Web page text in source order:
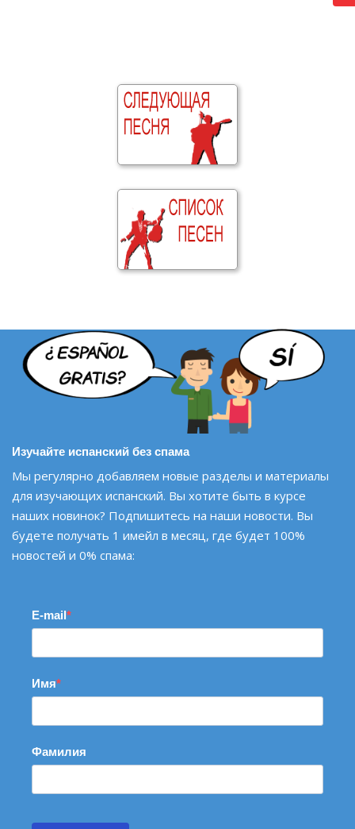
Изучайте испанский без спама
Мы регулярно добавляем новые разделы и материалы
для изучающих испанский. Вы хотите быть в курсе
наших новинок? Подпишитесь на наши новости. Вы
будете получать 1 имейл в месяц, где будет 100%
новостей и 0% спама:
E-mail
Имя
Фамилия